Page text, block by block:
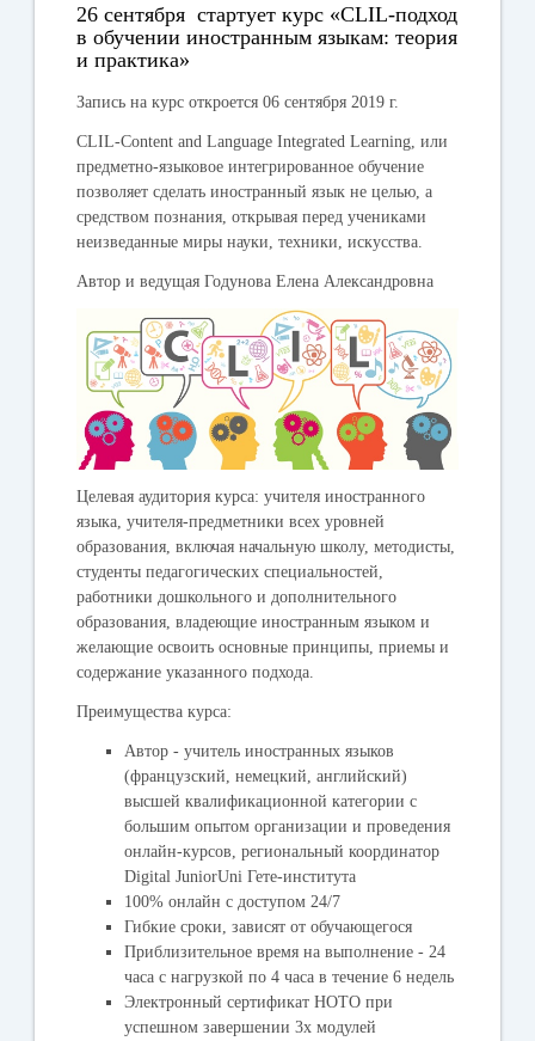
26 сентября стартует курс «CLIL-подход
в обучении иностранным языкам: теория
и практика»
Запись на курс откроется 06 сентября 2019 г.
CLIL-Content and Language Integrated Learning, или
предметно-языковое интегрированное обучение
позволяет сделать иностранный язык не целью, а
средством познания, открывая перед учениками
неизведанные миры науки, техники, искусства.
Автор и ведущая Годунова Елена Александровна
Целевая аудитория курса: учителя иностранного
языка, учителя-предметники всех уровней
образования, включая начальную школу, методисты,
студенты педагогических специальностей,
работники дошкольного и дополнительного
образования, владеющие иностранным языком и
желающие освоить основные принципы, приемы и
содержание указанного подхода.
Преимущества курса:
Автор - учитель иностранных языков
(французский, немецкий, английский)
высшей квалификационной категории с
большим опытом организации и проведения
онлайн-курсов, региональный координатор
Digital JuniorUni Гете-института
100% онлайн с доступом 24/7
Гибкие сроки, зависят от обучающегося
Приблизительное время на выполнение - 24
часа с нагрузкой по 4 часа в течение 6 недель
Электронный сертификат НОТО при
успешном завершении 3х модулей